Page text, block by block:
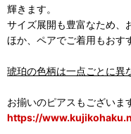
輝きます。
サイズ展開も豊富なため、
ほか、ペアでご着用もおす
琥珀の色柄は一点ごとに異
お揃いのピアスもござい
https://